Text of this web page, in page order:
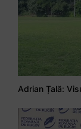
Adrian Țală: